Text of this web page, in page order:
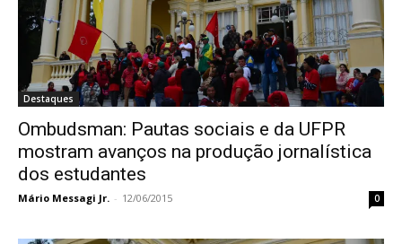
Destaques
Ombudsman: Pautas sociais e da UFPR
mostram avanços na produção jornalística
dos estudantes
Mário Messagi Jr. - 12/06/2015 0